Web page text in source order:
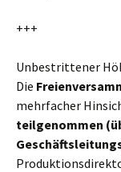
+++
Unbestrittener
Die
mehrfacher
teilgenommen